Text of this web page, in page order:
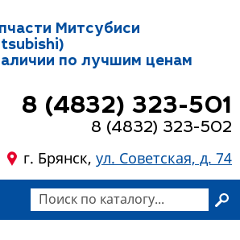
Митсубиси
по лучшим ценам
8 (4832) 323-501
8 (4832) 323-502
г. Брянск, ул. Советская, д. 74